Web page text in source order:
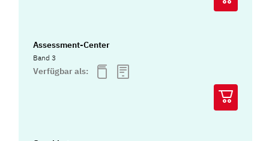
Assessment-Center
Band 3
Verfügbar als: